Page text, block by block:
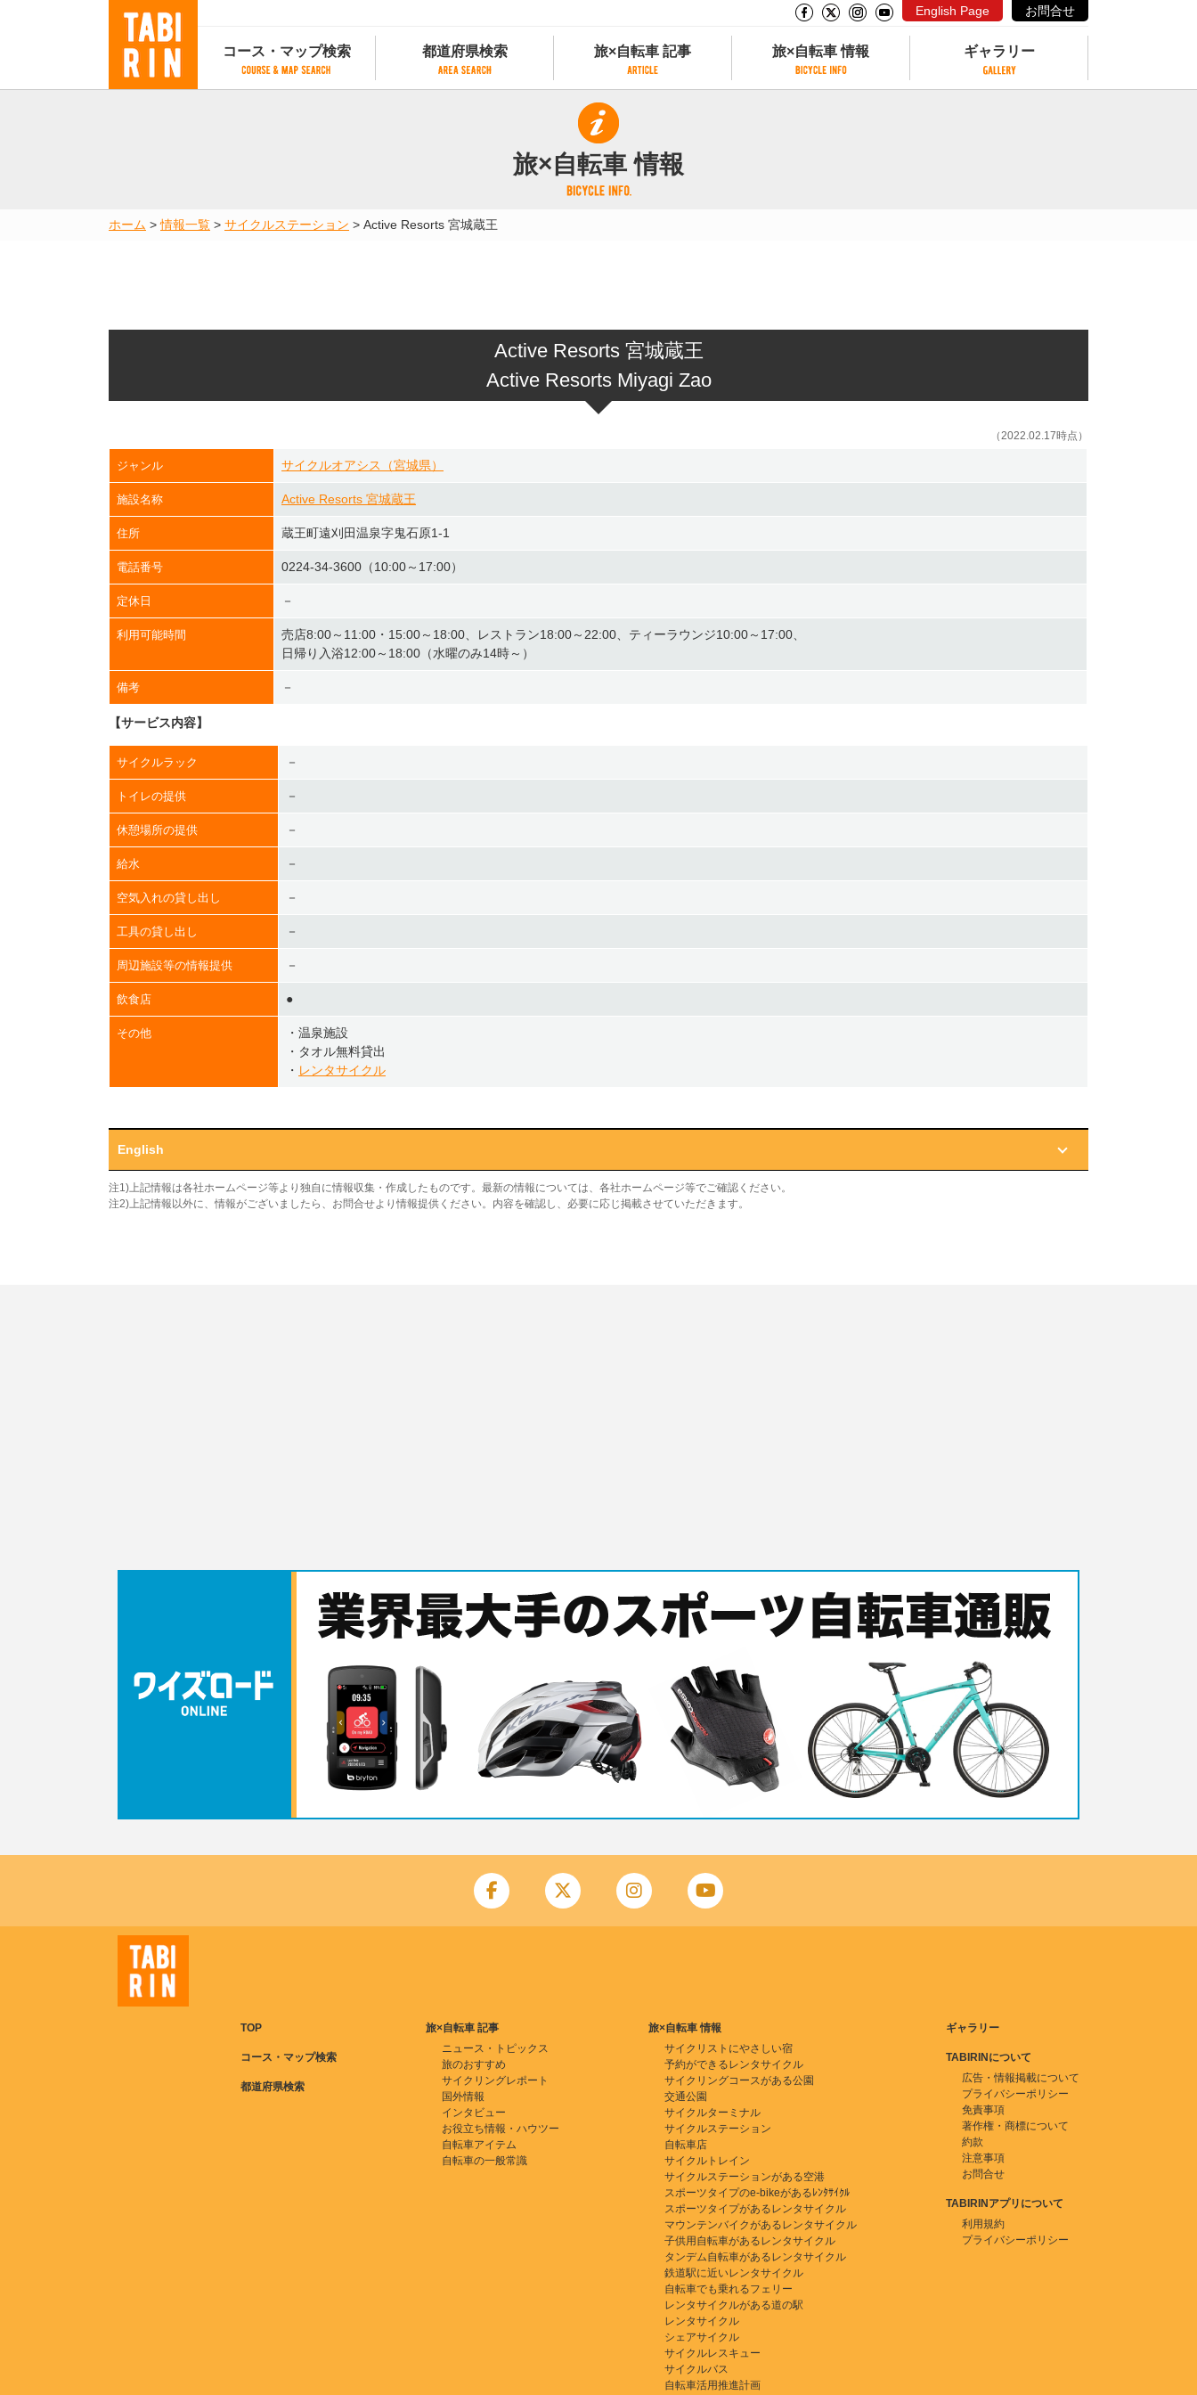
English Page お問合せ
コース・マップ検索
地図から検索
都道府県検索
都道府県別サイクリング情報
都道府県アクセスランキング
旅×自転車 記事
旅×自転車 記事
記事一覧
カテゴリから探す
旅×自転車 情報
サイクリストにやさしい宿
サイクルトレイン
タンデム自転車があるレンタサイクル
レンタサイクルがある道の駅
ギャラリー
旅×自転車 情報
ホーム >情報一覧 > サイクルステーション > Active Resorts 宮城蔵王
Active Resorts 宮城蔵王
Active Resorts Miyagi Zao
（2022.02.17時点）
ジャンル サイクルオアシス（宮城県）
施設名称 Active Resorts 宮城蔵王
住所 蔵王町遠刈田温泉字鬼石原1-1
電話番号 0224-34-3600（10:00～17:00）
定休日 －
利用可能時間
売店8:00～11:00・15:00～18:00、レストラン18:00～22:00、ティーラウンジ10:00～17:00、
日帰り入浴12:00～18:00（水曜のみ14時～）
備考 －
【サービス内容】
サイクルラック －
トイレの提供 －
休憩場所の提供 －
給水 －
空気入れの貸し出し －
工具の貸し出し －
周辺施設等の情報提供 －
飲食店 ●
その他
・温泉施設
・タオル無料貸出
・ レンタサイクル
English
注1)上記情報は各社ホームページ等より独自に情報収集・作成したものです。最新の情報については、各社ホームページ等でご確認ください。
注2)上記情報以外に、情報がございましたら、お問合せより情報提供ください。内容を確認し、必要に応じ掲載させていただきます。
TOP
コース・マップ検索
都道府県検索
旅×自転車 記事
ニュース・トピックス
旅のおすすめ
サイクリングレポート
国外情報
インタビュー
お役立ち情報・ハウツー
自転車アイテム
自転車の一般常識
旅×自転車 情報
サイクリストにやさしい宿
予約ができるレンタサイクル
サイクリングコースがある公園
交通公園
サイクルターミナル
サイクルステーション
自転車店
サイクルトレイン
サイクルステーションがある空港
スポーツタイプのe-bikeがあるﾚﾝﾀｻｲｸﾙ
スポーツタイプがあるレンタサイクル
マウンテンバイクがあるレンタサイクル
子供用自転車があるレンタサイクル
タンデム自転車があるレンタサイクル
鉄道駅に近いレンタサイクル
自転車でも乗れるフェリー
レンタサイクルがある道の駅
レンタサイクル
シェアサイクル
サイクルレスキュー
サイクルバス
自転車活用推進計画
ギャラリー
TABIRINについて
広告・情報掲載について
プライバシーポリシー
免責事項
著作権・商標について
約款
注意事項
お問合せ
TABIRINアプリについて
利用規約
プライバシーポリシー